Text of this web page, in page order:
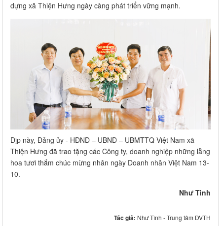
dựng xã Thiện Hưng ngày càng phát triển vững mạnh.
Dịp này, Đảng ủy - HĐND – UBND – UBMTTQ Việt Nam xã
Thiện Hưng đã trao tặng các Công ty, doanh nghiệp những lẵng
hoa tươi thắm chúc mừng nhân ngày Doanh nhân Việt Nam 13-
10.
Như Tình
Tác giả: Như Tình - Trung tâm DVTH